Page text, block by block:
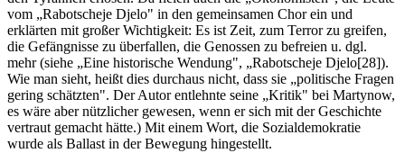
vom „Rabotscheje Djelo" in den gemeinsamen Chor ein und
erklärten mit großer Wichtigkeit: Es ist Zeit, zum Terror zu greifen,
die Gefängnisse zu überfallen, die Genossen zu befreien u. dgl.
mehr (siehe „Eine historische Wendung", „Rabotscheje Djelo[28]).
Wie man sieht, heißt dies durchaus nicht, dass sie „politische Fragen
gering schätzten". Der Autor entlehnte seine „Kritik" bei Martynow,
es wäre aber nützlicher gewesen, wenn er sich mit der Geschichte
vertraut gemacht hätte.) Mit einem Wort, die Sozialdemokratie
wurde als Ballast in der Bewegung hingestellt.